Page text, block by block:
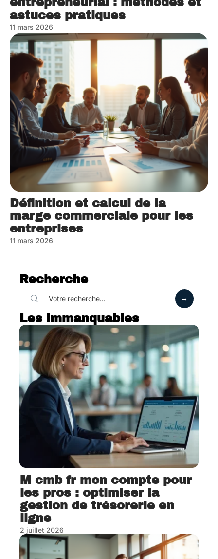
entrepreneurial : méthodes et
astuces pratiques
11 mars 2026
Définition et calcul de la
marge commerciale pour les
entreprises
11 mars 2026
Recherche
Les immanquables
M cmb fr mon compte pour
les pros : optimiser la
gestion de trésorerie en
ligne
2 juillet 2026